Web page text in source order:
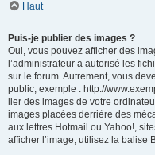
Haut
Puis-je publier des images ?
Oui, vous pouvez afficher des
l’administrateur a autorisé les
sur le forum. Autrement, vous
public, exemple : http://
lier des images de votre
images placées derrière des
aux lettres Hotmail ou Yahoo!,
afficher l’image, utilisez la balise